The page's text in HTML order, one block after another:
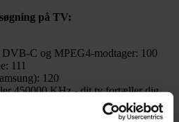
på TV:
C og MPEG4-modtager: 100
111
120
450000 KHz - dit tv fortæller dig,
eller KHz.